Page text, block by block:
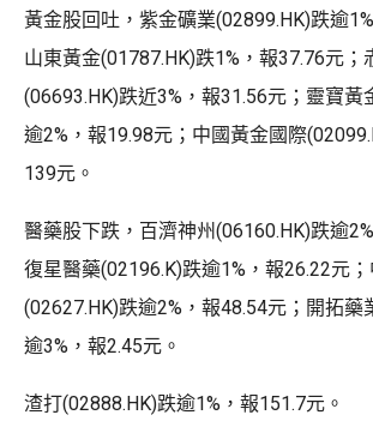
黃金股回吐，紫金礦業(02899.HK)跌逾
山東黃金(01787.HK)跌1%，報37.76元；
(06693.HK)跌近3%，報31.56元；靈寶黃
逾2%，報19.98元；中國黃金國際
139元。
醫藥股下跌，百濟神州(06160.HK)跌逾
復星醫藥(02196.K)跌逾1%，報26.22元
(02627.HK)跌逾2%，報48.54元；開拓藥
逾3%，報2.45元。
渣打(02888.HK)跌逾1%，報151.7元。